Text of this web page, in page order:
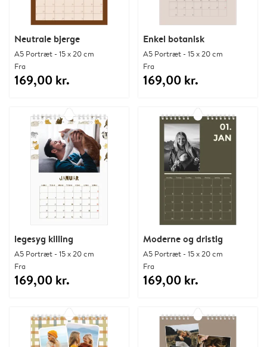
Neutrale bjerge
A5 Portræt - 15 x 20 cm
Fra
169,00 kr.
Enkel botanisk
A5 Portræt - 15 x 20 cm
Fra
169,00 kr.
legesyg killing
A5 Portræt - 15 x 20 cm
Fra
169,00 kr.
Moderne og dristig
A5 Portræt - 15 x 20 cm
Fra
169,00 kr.